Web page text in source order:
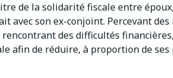
de la solidarité fiscale entre
avec son ex-conjoint. Percevant des
des difficultés
afin de réduire, à proportion de ses